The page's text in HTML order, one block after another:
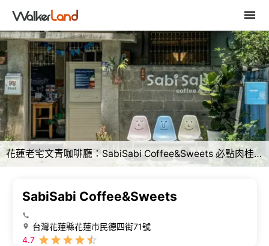
花蓮老宅文青咖啡廳：SabiSabi Coffee&Sweets 必點肉桂捲。
SabiSabi Coffee&Sweets
台灣花蓮縣花蓮市民德四街71號
4.7